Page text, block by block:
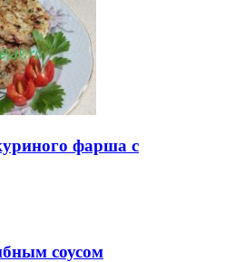
фарша с
соусом